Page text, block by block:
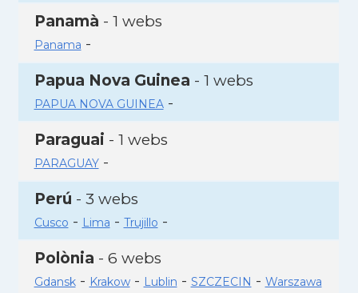
Panamà - 1 webs
Panama -
Papua Nova Guinea - 1 webs
PAPUA NOVA GUINEA-
Paraguai - 1 webs
PARAGUAY-
Perú - 3 webs
Cusco - Lima - Trujillo -
Polònia - 6 webs
Gdansk- Krakow- Lublin - SZCZECIN - Warszawa